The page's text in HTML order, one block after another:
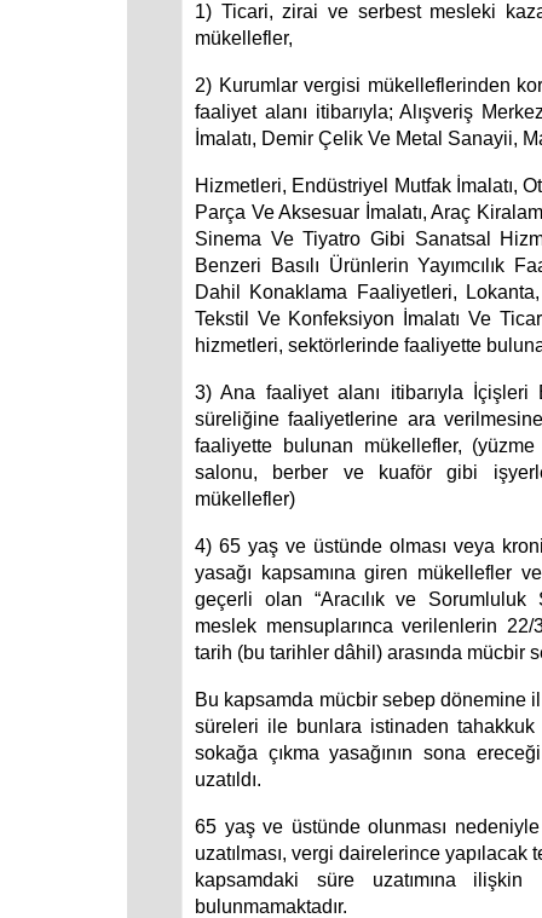
1) Ticari, zirai ve serbest mesleki
mükellefler,
2) Kurumlar vergisi mükelleflerinden
faaliyet alanı itibarıyla; Alışveriş
İmalatı, Demir Çelik Ve Metal Sanayii,
Hizmetleri, Endüstriyel Mutfak İmalatı,
Parça Ve Aksesuar İmalatı, Araç
Sinema Ve Tiyatro Gibi Sanatsal
Benzeri Basılı Ürünlerin Yayımcılık
Dahil Konaklama Faaliyetleri,
Tekstil Ve Konfeksiyon İmalatı Ve
hizmetleri, sektörlerinde faaliyette
3) Ana faaliyet alanı itibarıyla İçişleri
süreliğine faaliyetlerine ara
faaliyette bulunan mükellefler,
salonu, berber ve kuaför gibi
mükellefler)
4) 65 yaş ve üstünde olması veya
yasağı kapsamına giren mükellefler
geçerli olan “Aracılık ve Sorumluluk
meslek mensuplarınca verilenlerin
tarih (bu tarihler dâhil) arasında mücbir
Bu kapsamda mücbir sebep dönemine
süreleri ile bunlara istinaden
sokağa çıkma yasağının sona
uzatıldı.
65 yaş ve üstünde olunması
uzatılması, vergi dairelerince
kapsamdaki süre uzatımına
bulunmamaktadır.